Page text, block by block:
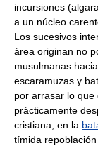
incursiones
a un núcleo
Los sucesivos
área originan no
musulmanas
escaramuzas y
por arrasar lo
prácticamente
cristiana, en la
tímida